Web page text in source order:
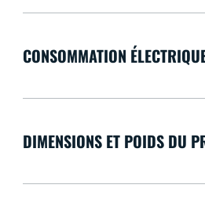
CONSOMMATION
DIMENSIONS ET POIDS DU